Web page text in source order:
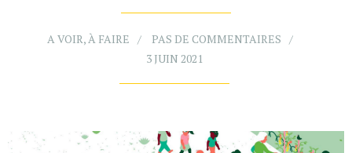
A VOIR, À FAIRE
PAS DE COMMENTAIRES
3 JUIN 2021